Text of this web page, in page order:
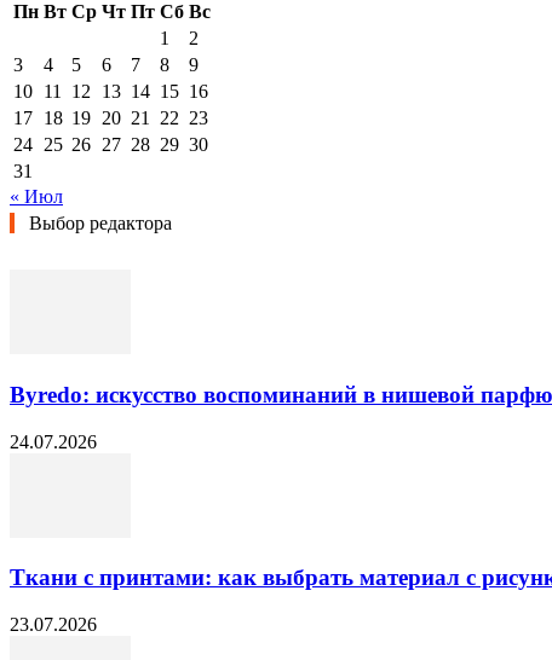
Пн Вт Ср Чт Пт Сб Вс
1
2
3
4 5 6 7 8
9
10 11 12 13 14 15 16
17 18 19 20 21 22 23
24 25 26 27 28 29 30
31
« Июл
Выбор редактора
Byredo: искусство воспоминаний в нишевой
24.07.2026
Ткани с принтами: как выбрать материал с
23.07.2026